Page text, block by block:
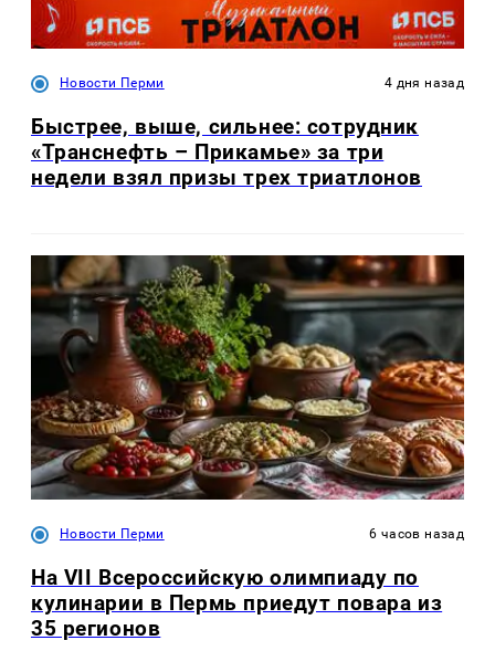
Новости Перми 4 дня назад
Быстрее, выше, сильнее: сотрудник
«Транснефть – Прикамье» за три
недели взял призы трех триатлонов
Новости Перми 6 часов назад
На VII Всероссийскую олимпиаду по
кулинарии в Пермь приедут повара из
35 регионов